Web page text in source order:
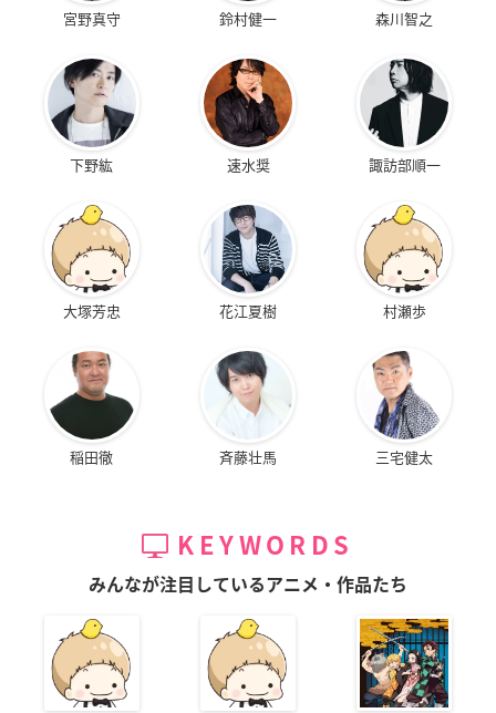
宮野真守 鈴村健一 森川智之
下野紘 速水奨 諏訪部順一
大塚芳忠 花江夏樹 村瀬歩
稲田徹 斉藤壮馬 三宅健太
KEYWORDS
みんなが注目しているアニメ・作品たち